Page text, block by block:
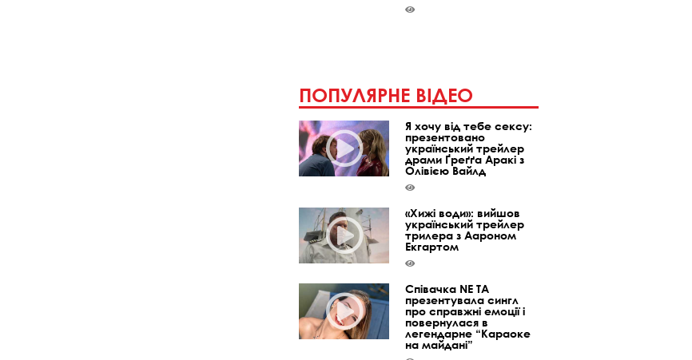
ПОПУЛЯРНЕ ВІДЕО
Я хочу від тебе сексу:
презентовано
український трейлер
драми Ґреґґа Аракі з
Олівією Вайлд
«Хижі води»: вийшов
український трейлер
трилера з Аароном
Екгартом
Співачка NE TA
презентувала сингл
про справжні емоції і
повернулася в
легендарне “Караоке
на майдані”